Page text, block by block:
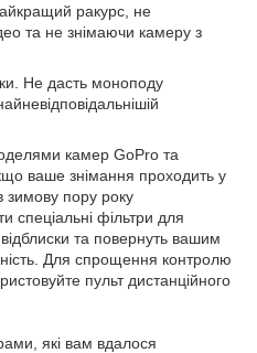
ракурс, не
та не знімаючи камеру з
Не дасть моноподу
камер GoPro та
ваше знімання проходить у
зимову пору року
спеціальні фільтри для
відблиски та повернуть вашим
Для спрощення контролю
пульт дистанційного
які вам вдалося